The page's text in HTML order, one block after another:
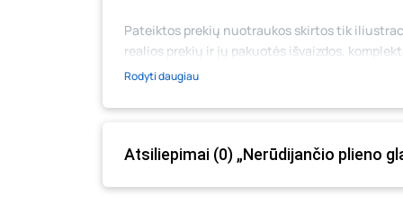
Pateiktos prekių nuotraukos skirtos tik
realios prekių ir jų pakuotės išvaizdos,
medžiaga su aprašymu) yra bendrinio
prašome vadovautis ta kaina, kuri galioja
Rodyti daugiau
Atsiliepimai (0) „Nerūdijančio plieno